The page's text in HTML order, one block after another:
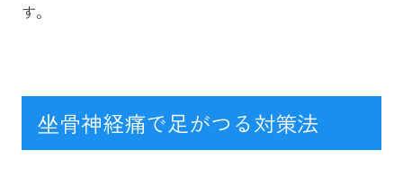
す。
坐骨神経痛で足がつる対策法